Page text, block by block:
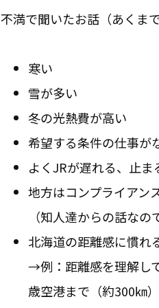
不満で聞いたお話（あくま
寒い
雪が多い
冬の光熱費が高い
希望する条件の仕事が
よくJRが遅れる、止ま
地方はコンプライアン
（知人達からの話なの
北海道の距離感に慣れ
→例：距離感を理解し
歳空港まで（約300㎞